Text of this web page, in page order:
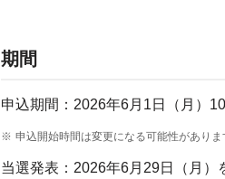
期間
申込期間： 2026年6月1日（月）
申込開始時間は変更になる可能性がありま
当選発表： 2026年6月29日（月）